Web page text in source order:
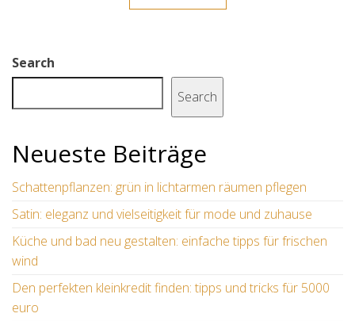
Search
Search
Neueste Beiträge
Schattenpflanzen: grün in lichtarmen räumen pflegen
Satin: eleganz und vielseitigkeit für mode und zuhause
Küche und bad neu gestalten: einfache tipps für frischen
wind
Den perfekten kleinkredit finden: tipps und tricks für 5000
euro